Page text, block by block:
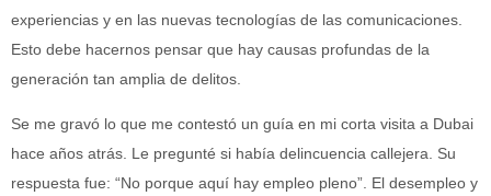
experiencias y en las nuevas tecnologías de las comunicaciones.
Esto debe hacernos pensar que hay causas profundas de la
generación tan amplia de delitos.
Se me gravó lo que me contestó un guía en mi corta visita a Dubai
hace años atrás. Le pregunté si había delincuencia callejera. Su
respuesta fue: “No porque aquí hay empleo pleno”. El desempleo y